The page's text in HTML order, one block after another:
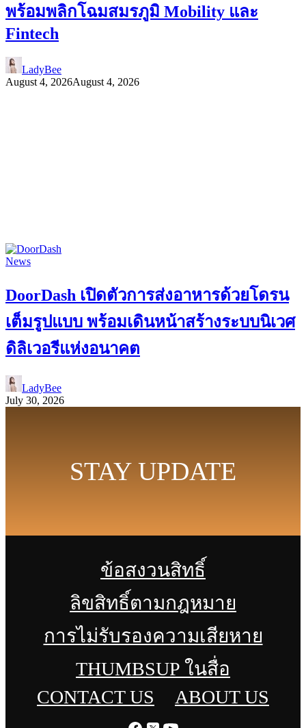
พร้อมพลิกโฉมสมรภูมิ Mobility และ
Fintech
LadyBee
August 4, 2026August 4, 2026
News
DoorDash เปิดตัวการส่งอาหารด้วยโดรน
เต็มรูปแบบ พร้อมเดินหน้าสร้างระบบนิเวศ
ดิลิเวอรีแห่งอนาคต
LadyBee
July 30, 2026
STAY UPDATE
ข้อสงวนสิทธิ์
ลิขสิทธิ์ตามกฎหมาย
การไม่รับรองความเสียหาย
THUMBSUP ในสื่อ
CONTACT US
ABOUT US